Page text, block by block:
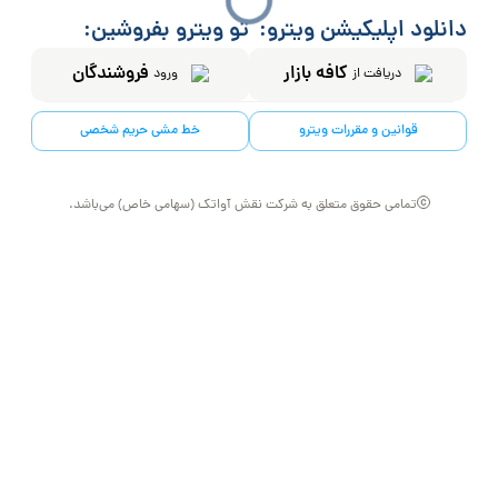
دانلود اپلیکیشن ویترو:
دریافت از کافه بازار
تو ویترو بفروشین:
ورود فروشندگان
قوانین و مقررات ویترو خط مشی حریم شخصی
تمامی حقوق متعلق به شرکت نقش آواتک (سهامی خاص) می‌باشد.